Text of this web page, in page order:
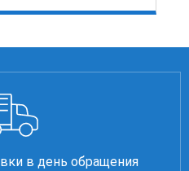
в день обращения